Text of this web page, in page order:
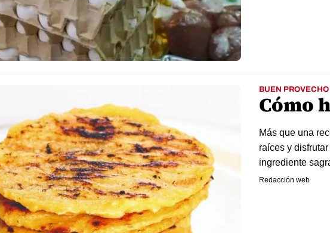
BUEN PROVECHO
Cómo
Más que una
raíces y
ingrediente
Redacción web